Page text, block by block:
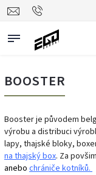
BOOSTER
Booster je původem
výrobu a distribuci
lapy, thajské bloky,
na thajský box. Za
anebo chrániče kotníků.